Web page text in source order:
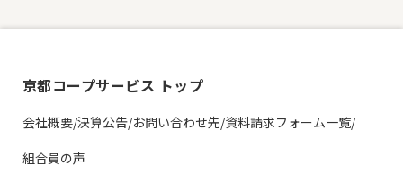
京都コープサービス トップ
会社概要/決算公告/お問い合わせ先/資料請求フォーム一覧/
組合員の声